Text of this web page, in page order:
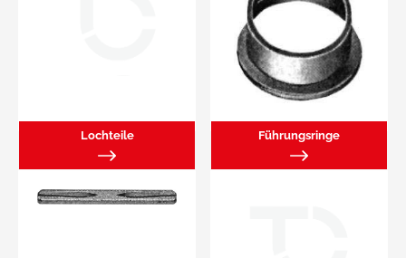
Lochteile Führungsringe